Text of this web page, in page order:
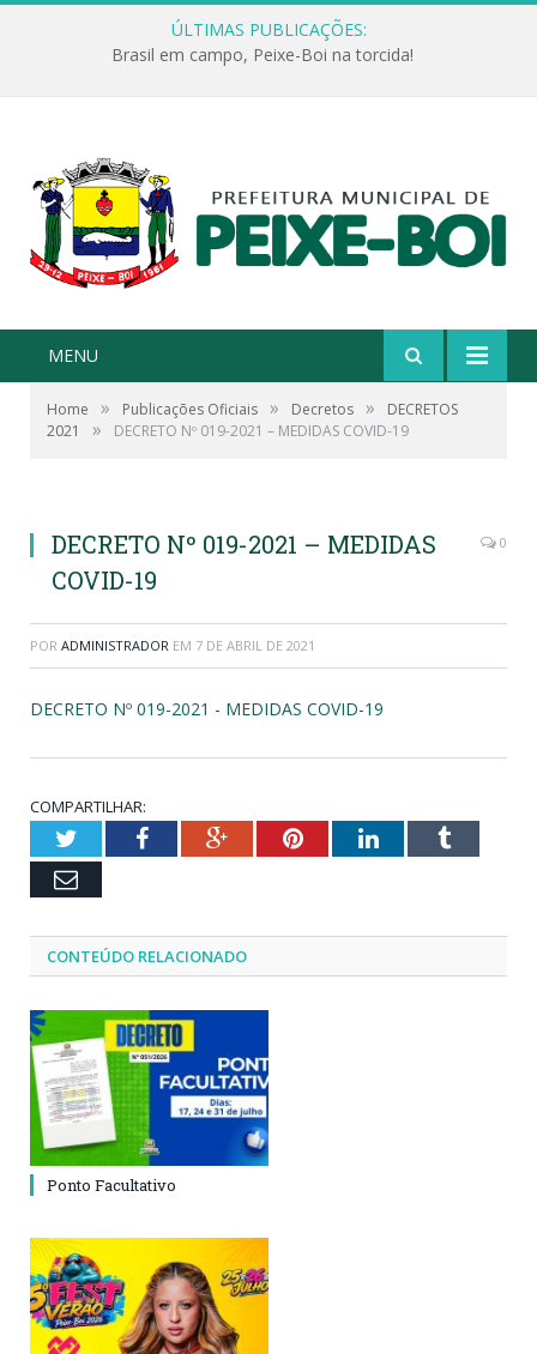
ÚLTIMAS PUBLICAÇÕES:
Brasil em campo, Peixe-Boi na torcida!
MENU
Home » Publicações Oficiais » Decretos »
DECRETOS
2021
» DECRETO Nº 019-2021 – MEDIDAS COVID-19
DECRETO Nº 019-2021 – MEDIDAS
COVID-19
0
POR ADMINISTRADOR EM 7 DE ABRIL DE 2021
DECRETO Nº 019-2021 - MEDIDAS COVID-19
COMPARTILHAR:
TwitterFacebookGoogle+PinterestLinkedInTumblr
Email
CONTEÚDO RELACIONADO
Ponto Facultativo